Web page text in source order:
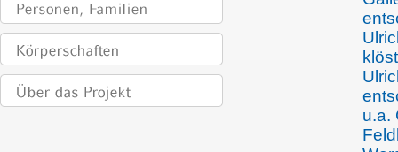
u.a.